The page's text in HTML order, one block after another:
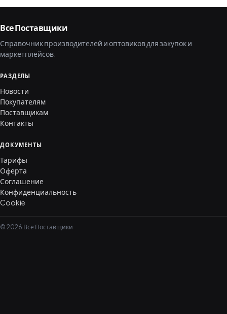
Все Поставщики
Справочник производителей и оптовиков для закупок и
маркетплейсов.
РАЗДЕЛЫ
Новости
Покупателям
Поставщикам
Контакты
ДОКУМЕНТЫ
Тарифы
Оферта
Соглашение
Конфиденциальность
Cookie
© 2026 Все Поставщики